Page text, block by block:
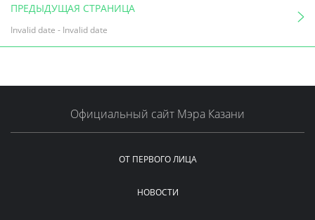
ПРЕДЫДУЩАЯ СТРАНИЦА
Invalid date - Invalid date
Официальный сайт Мэра Казани
ОТ ПЕРВОГО ЛИЦА
НОВОСТИ